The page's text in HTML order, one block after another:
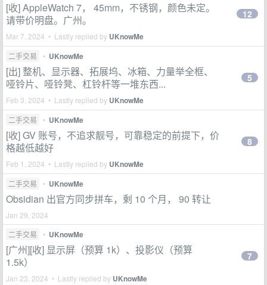
[收] AppleWatch 7， 45mm，不锈钢，颜色未定。
请带价明盘。广州。
Mar 7, 2024 • Lastly replied by UKnowMe
12
二手交易 • UKnowMe
[出] 整机、显示器、拓展坞、冰箱、力量举全框、
哑铃片、哑铃凳、杠铃杆等一堆东西...
Feb 3, 2024 • Lastly replied by UKnowMe
5
二手交易 • UKnowMe
[收] GV 账号，不追求靓号，可靠稳定的前提下，价
格越低越好
Feb 1, 2024 • Lastly replied by UKnowMe
8
二手交易 • UKnowMe
Obsidian 出官方同步拼车，剩 10 个月， 90 转让
Jan 29, 2024
二手交易
• UKnowMe
[广州][收] 显示屏（预算 1k）、投影仪（预算
1.5k）
Jan 23, 2024 • Lastly replied by UKnowMe
7